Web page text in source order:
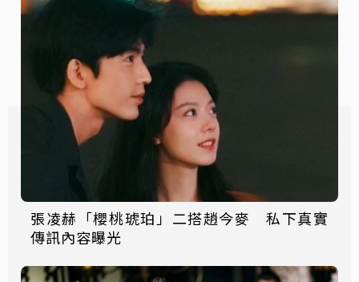
張凌赫「櫻桃琥珀」二搭趙今麥 私下真實
傳訊內容曝光